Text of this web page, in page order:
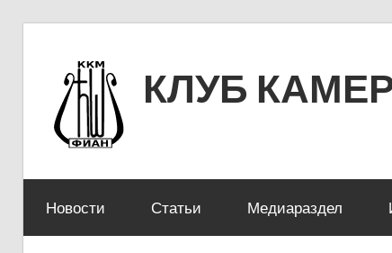
содержимому
КЛУБ
Новости Статьи Медиараздел